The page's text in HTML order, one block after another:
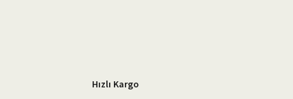
Hızlı Kargo